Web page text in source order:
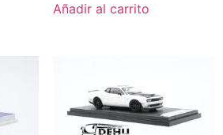
Añadir al carrito